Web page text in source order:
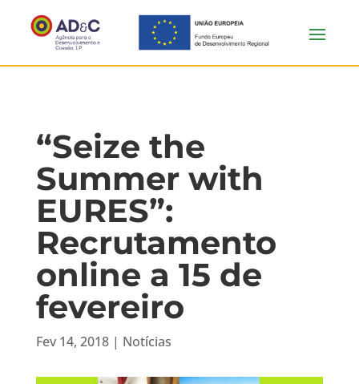
“Seize the
Summer with
EURES”:
Recrutamento
online a 15 de
fevereiro
Fev 14, 2018| Notícias